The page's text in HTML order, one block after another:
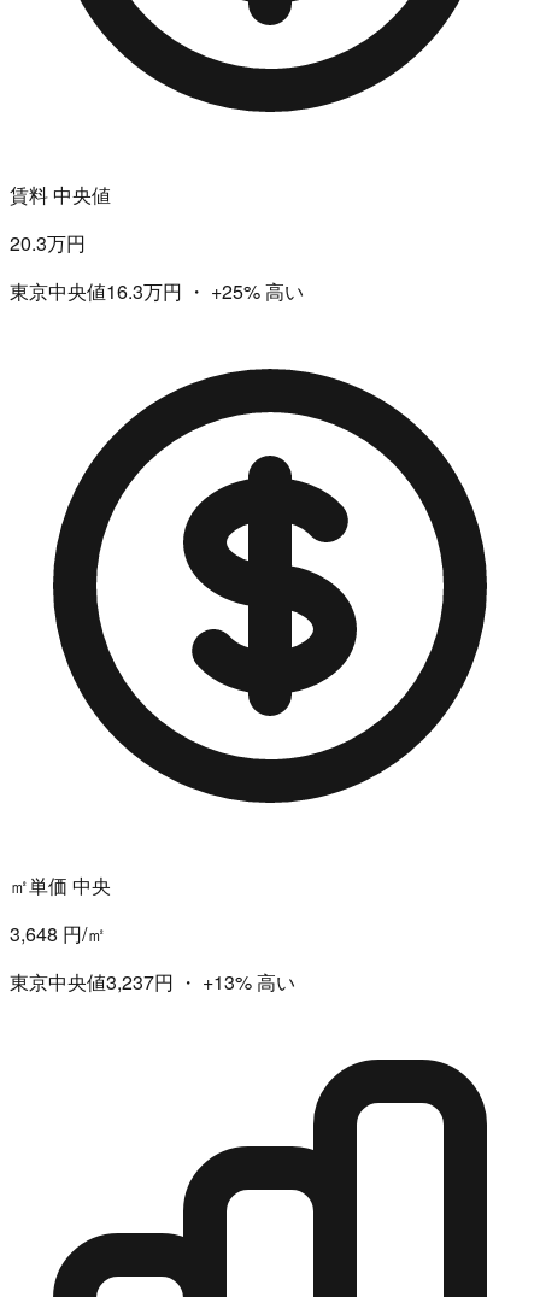
賃料 中央値
20.3万円
東京中央値16.3万円 ・ +25%高い
㎡単価 中央
3,648 円/㎡
東京中央値3,237円 ・ +13%高い